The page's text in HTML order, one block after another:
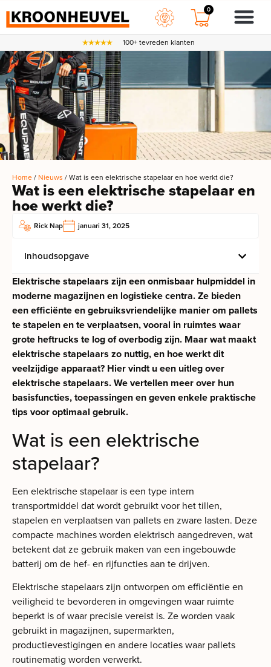
0
100+ tevreden klanten
Home/ Nieuws / Wat is een elektrische stapelaar en hoe werkt die?
Wat is een elektrische stapelaar en
hoe werkt die?
Rick Nap januari 31, 2025
Inhoudsopgave
Elektrische stapelaars zijn een onmisbaar hulpmiddel in
moderne magazijnen en logistieke centra. Ze bieden
een efficiënte en gebruiksvriendelijke manier om pallets
te stapelen en te verplaatsen, vooral in ruimtes waar
grote heftrucks te log of overbodig zijn. Maar wat maakt
elektrische stapelaars zo nuttig, en hoe werkt dit
veelzijdige apparaat? Hier vindt u een uitleg over
elektrische stapelaars. We vertellen meer over hun
basisfuncties, toepassingen en geven enkele praktische
tips voor optimaal gebruik.
Wat is een elektrische
stapelaar?
Een elektrische stapelaar is een type intern
transportmiddel dat wordt gebruikt voor het tillen,
stapelen en verplaatsen van pallets en zware lasten. Deze
compacte machines worden elektrisch aangedreven, wat
betekent dat ze gebruik maken van een ingebouwde
batterij om de hef- en rijfuncties aan te drijven.
Elektrische stapelaars zijn ontworpen om efficiëntie en
veiligheid te bevorderen in omgevingen waar ruimte
beperkt is of waar precisie vereist is. Ze worden vaak
gebruikt in magazijnen, supermarkten,
productievestigingen en andere locaties waar pallets
routinematig worden verwerkt.